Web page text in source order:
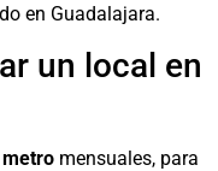
en Guadalajara.
un local en
mensuales, para